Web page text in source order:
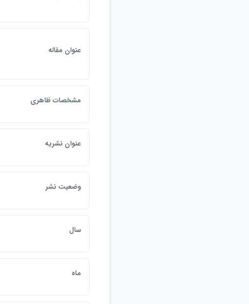
عنوان مقاله
مشخصات ظاهري
عنوان نشريه
وضعيت نشر
سال
ماه